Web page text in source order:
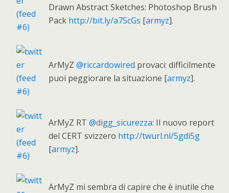
Drawn Abstract Sketches: Photoshop Brush
Pack http://bit.ly/a7ScGs [armyz].
ArMyZ @riccardowired provaci: difficilmente
puoi peggiorare la situazione [armyz].
ArMyZ RT @digg_sicurezza: Il nuovo report
del CERT svizzero http://twurl.nl/5gdi5g
[armyz].
ArMyZ mi sembra di capire che è inutile che